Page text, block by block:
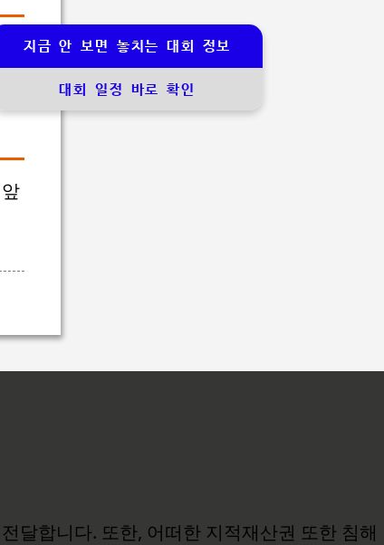
지금 안 보면 놓치는 대회 정보
대회 일정 바로 확인
달합니다. 또한, 어떠한 지적재산권 또한 침해